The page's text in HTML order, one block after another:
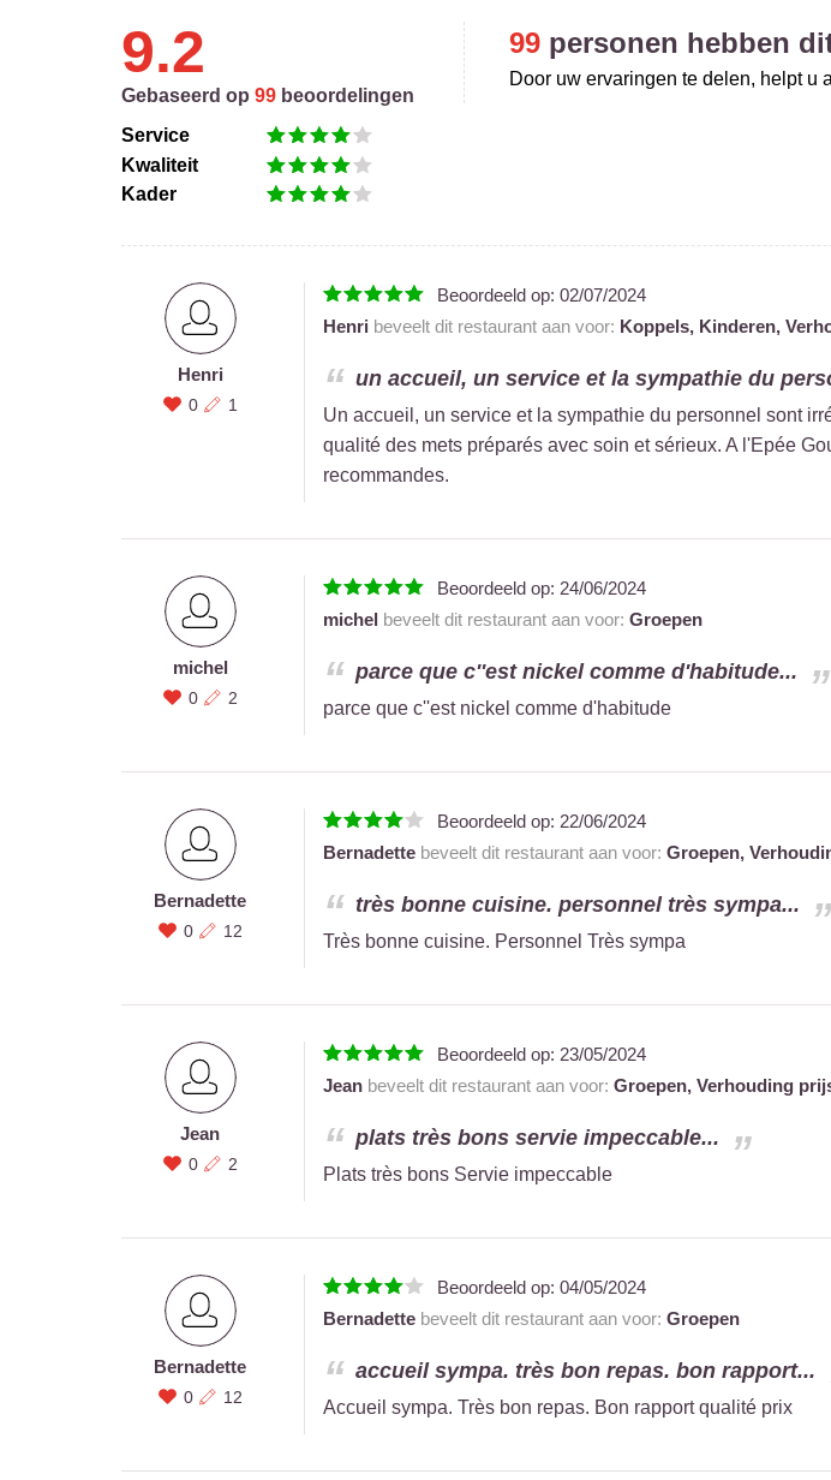
9.2
Gebaseerd op 99 beoordelingen
Service
Kwaliteit
Kader
99 personen hebben
Door uw ervaringen te delen, helpt u
Henri
0 1
Beoordeeld op: 02/07/2024
Henri beveelt dit restaurant aan voor: Koppels, Kinderen,
un accueil, un service et la sympathie du
Un accueil, un service et la sympathie du personnel sont
qualité des mets préparés avec soin et sérieux. A l'Epée
recommandes.
michel
0 2
Beoordeeld op: 24/06/2024
michel beveelt dit restaurant aan voor: Groepen
parce que c''est nickel comme d'habitude...
parce que c''est nickel comme d'habitude
Bernadette
0 12
Beoordeeld op: 22/06/2024
Bernadettebeveelt dit restaurant aan voor: Groepen,
très bonne cuisine. personnel très sympa...
Très bonne cuisine. Personnel Très sympa
Jean
0 2
Beoordeeld op: 23/05/2024
Jeanbeveelt dit restaurant aan voor: Groepen, Verhouding
plats très bons servie impeccable...
Plats très bons Servie impeccable
Bernadette
0 12
Beoordeeld op: 04/05/2024
Bernadettebeveelt dit restaurant aan voor: Groepen
accueil sympa. très bon repas. bon rapport...
Accueil sympa. Très bon repas. Bon rapport qualité prix